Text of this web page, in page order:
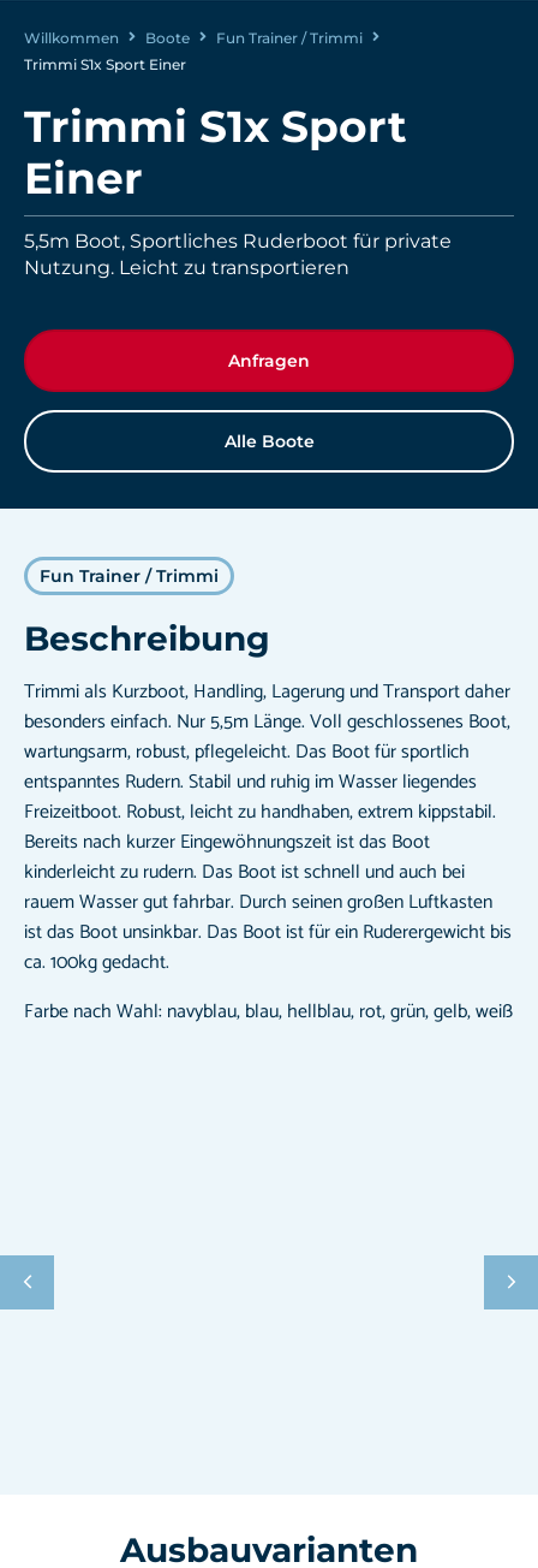
Willkommen Boote
Fun Trainer / Trimmi
Trimmi S1x Sport Einer
Trimmi S1x Sport
Einer
5,5m Boot, Sportliches Ruderboot für private
Nutzung. Leicht zu transportieren
Anfragen
Alle Boote
Fun Trainer / Trimmi
Beschreibung
Trimmi als Kurzboot, Handling, Lagerung und Transport daher
besonders einfach. Nur 5,5m Länge. Voll geschlossenes Boot,
wartungsarm, robust, pflegeleicht. Das Boot für sportlich
entspanntes Rudern. Stabil und ruhig im Wasser liegendes
Freizeitboot. Robust, leicht zu handhaben, extrem kippstabil.
Bereits nach kurzer Eingewöhnungszeit ist das Boot
kinderleicht zu rudern. Das Boot ist schnell und auch bei
rauem Wasser gut fahrbar. Durch seinen großen Luftkasten
ist das Boot unsinkbar. Das Boot ist für ein Ruderergewicht bis
ca. 100kg gedacht.
Farbe nach Wahl: navyblau, blau, hellblau, rot, grün, gelb, weiß
Ausbauvarianten